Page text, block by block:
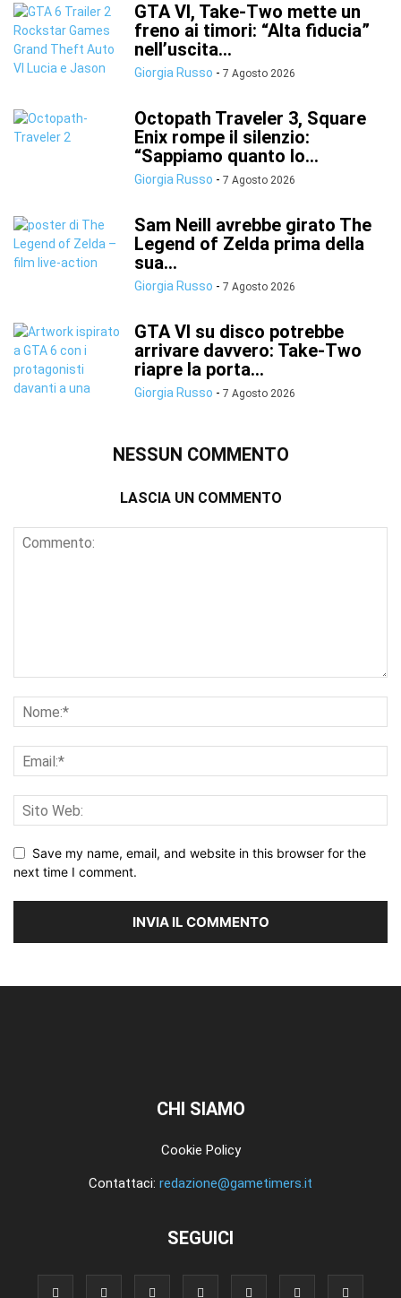
GTA VI, Take-Two mette un
freno ai timori: “Alta fiducia”
nell’uscita...
Giorgia Russo - 7 Agosto 2026
Octopath Traveler 3, Square
Enix rompe il silenzio:
“Sappiamo quanto lo...
Giorgia Russo - 7 Agosto 2026
Sam Neill avrebbe girato The
Legend of Zelda prima della
sua...
Giorgia Russo - 7 Agosto 2026
GTA VI su disco potrebbe
arrivare davvero: Take-Two
riapre la porta...
Giorgia Russo - 7 Agosto 2026
NESSUN COMMENTO
LASCIA UN COMMENTO
Save my name, email, and website in this browser for the
next time I comment.
CHI SIAMO
Cookie Policy
Contattaci: redazione@gametimers.it
SEGUICI